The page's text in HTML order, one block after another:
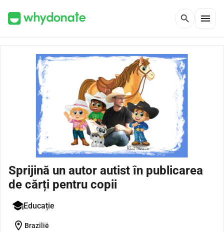
search menu
Sprijină un autor autist în publicarea
de cărți pentru copii
Educație
location_on Brazilië